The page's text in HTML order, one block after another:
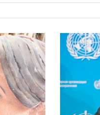
OMS
se
muestra
preocupada”
por